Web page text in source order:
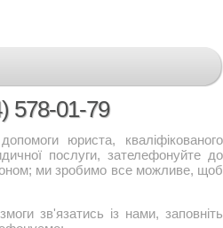
578-01-79
юриста, кваліфікованого
послуги, зателефонуйте до
ми зробимо все можливе, щоб
зв'язатись із нами, заповніть